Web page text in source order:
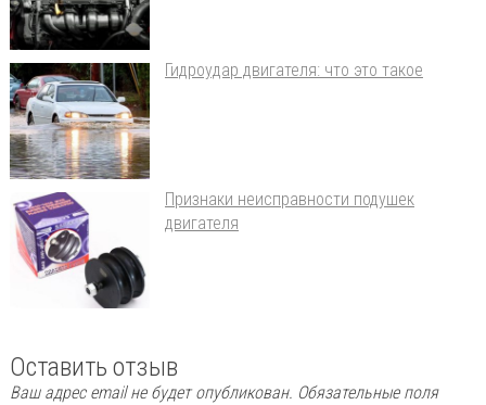
Гидроудар двигателя: что это такое
Признаки неисправности подушек
двигателя
Оставить отзыв
Ваш адрес email не будет опубликован. Обязательные поля